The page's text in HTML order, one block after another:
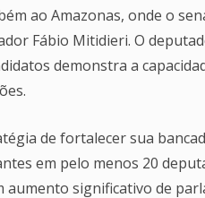
ao Amazonas, onde o
Fábio Mitidieri. O
demonstra a
de fortalecer sua
em pelo menos 20
significativo de